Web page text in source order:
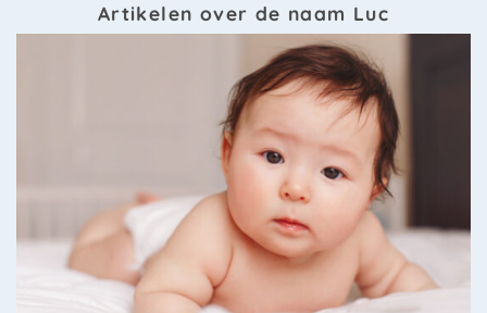
Artikelen over de naam Luc